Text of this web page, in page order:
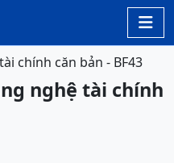

chính căn bản - BF43
nghệ tài chính